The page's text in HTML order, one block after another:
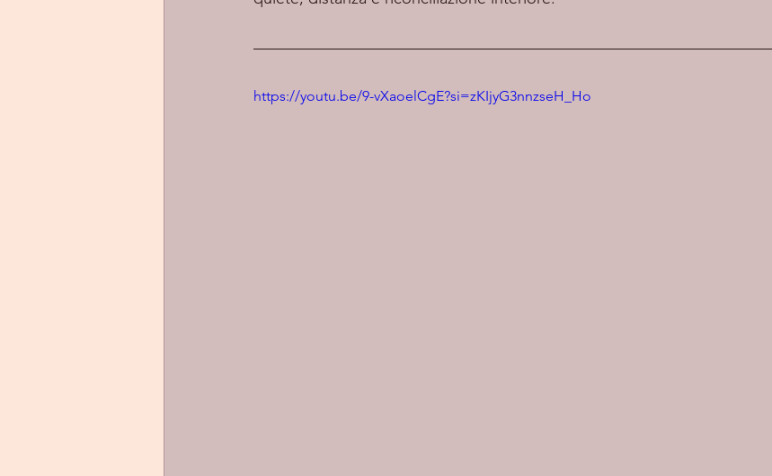
https://youtu.be/9-vXaoelCgE?si=zKIjyG3nnzseH_Ho